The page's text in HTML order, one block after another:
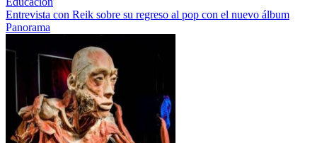
Entrevista con Reik sobre su regreso al pop con el nuevo álbum
Panorama